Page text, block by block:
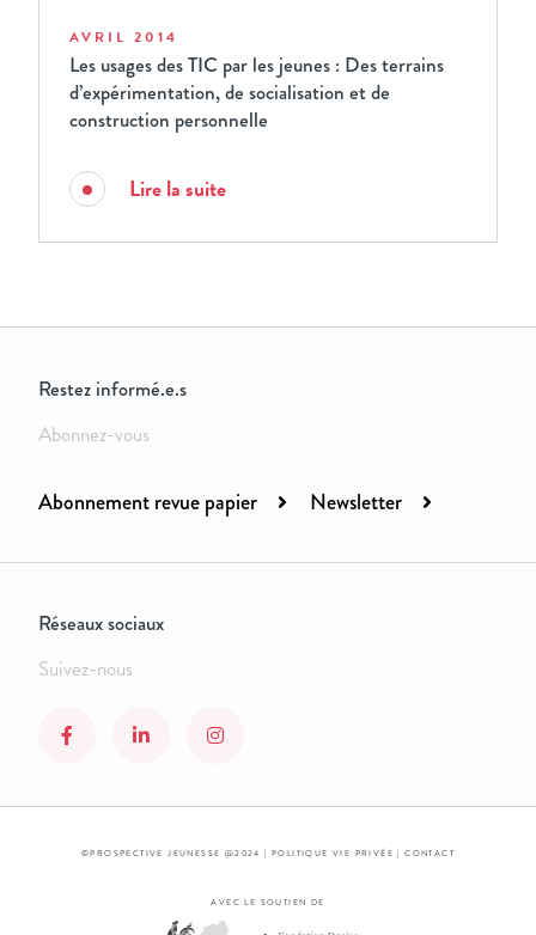
AVRIL 2014
Les usages des TIC par les jeunes : Des terrains
d’expérimentation, de socialisation et de
construction personnelle
Lire la suite
Restez informé.e.s
Abonnez-vous
Abonnement revue papier Newsletter
Réseaux sociaux
Suivez-nous
©PROSPECTIVE JEUNESSE @2024 | POLITIQUE VIE PRIVÉE |CONTACT
AVEC LE SOUTIEN DE